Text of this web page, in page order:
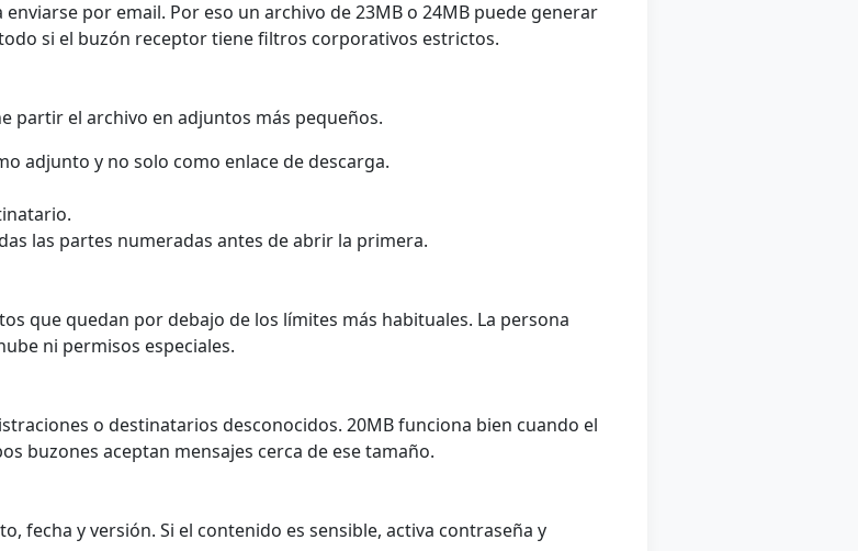
por email. Por eso un archivo de 23MB o 24MB puede generar
si el buzón receptor tiene filtros corporativos estrictos.
partir el archivo en adjuntos más pequeños.
adjunto y no solo como enlace de descarga.
las partes numeradas antes de abrir la primera.
que quedan por debajo de los límites más habituales. La persona
ni permisos especiales.
o destinatarios desconocidos. 20MB funciona bien cuando el
buzones aceptan mensajes cerca de ese tamaño.
fecha y versión. Si el contenido es sensible, activa contraseña y